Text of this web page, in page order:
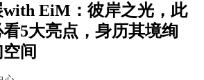
with EiM：彼岸之光，此
5大亮点，身历其境绚
间